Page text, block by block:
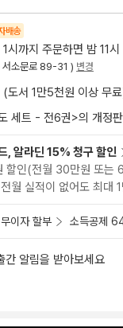
배송
시까지 주문하면 밤 11시
서소문로 89-31 ) 변경
(도서 1만5천원 이상 무
세트 - 전6권>의 개정
, 알라딘 15% 청구 할인
할인(전월 30만원 또는
월 실적이 없어도 최대
무이자 할부 소득공제
간 알림을 받아보세요